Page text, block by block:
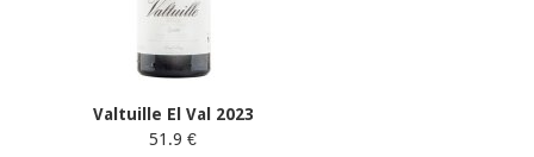
Valtuille El Val 2023
51.9 €